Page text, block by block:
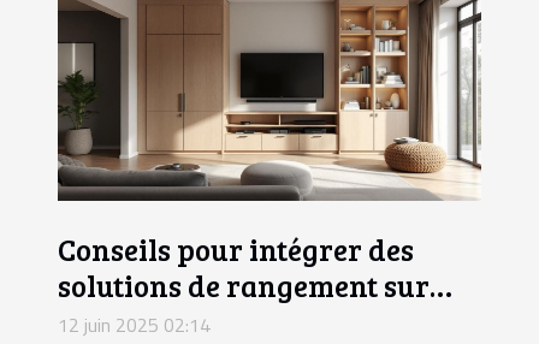
Conseils pour intégrer des
solutions de rangement sur
mesure dans votre intérieur
12 juin 2025 02:14